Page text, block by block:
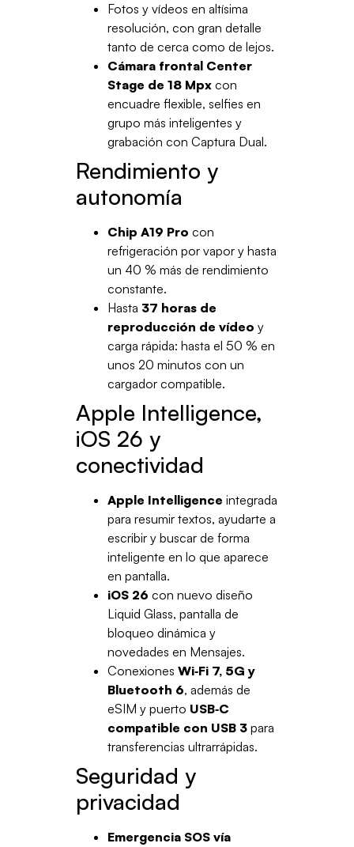
Fotos y vídeos en altísima
resolución, con gran detalle
tanto de cerca como de lejos.
Cámara frontal Center
Stage de 18 Mpxcon
encuadre flexible, selfies en
grupo más inteligentes y
grabación con Captura Dual.
Rendimiento y
autonomía
Chip A19 Pro con
refrigeración por vapor y hasta
un 40 % más de rendimiento
constante.
Hasta 37 horas de
reproducción de vídeo y
carga rápida: hasta el 50 % en
unos 20 minutos con un
cargador compatible.
Apple Intelligence,
iOS 26 y
conectividad
Apple Intelligence integrada
para resumir textos, ayudarte a
escribir y buscar de forma
inteligente en lo que aparece
en pantalla.
iOS 26 con nuevo diseño
Liquid Glass, pantalla de
bloqueo dinámica y
novedades en Mensajes.
Conexiones Wi‑Fi 7, 5G y
Bluetooth 6, además de
eSIM y puerto USB‑C
compatible con USB 3para
transferencias ultrarrápidas.
Seguridad y
privacidad
Emergencia SOS vía